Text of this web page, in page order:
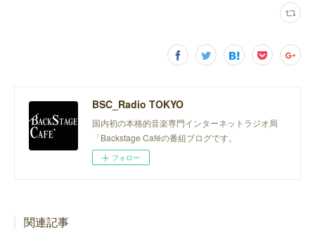
BSC_Radio TOKYO
国内初の本格的音楽専門インターネットラジオ局
「Backstage Caféの番組ブログです。
フォロー
関連記事